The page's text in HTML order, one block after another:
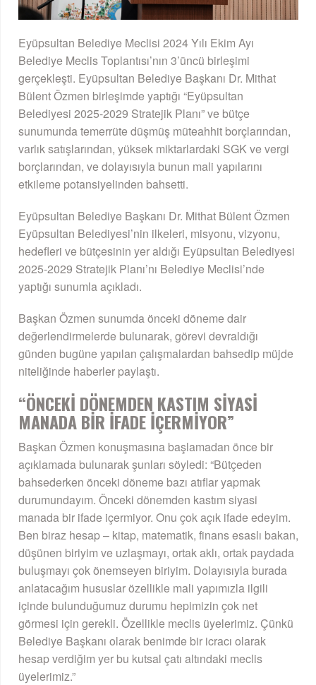
Eyüpsultan Belediye Meclisi 2024 Yılı Ekim Ayı
Belediye Meclis Toplantısı’nın 3’üncü birleşimi
gerçekleşti. Eyüpsultan Belediye Başkanı Dr. Mithat
Bülent Özmen birleşimde yaptığı “Eyüpsultan
Belediyesi 2025-2029 Stratejik Planı” ve bütçe
sunumunda temerrüte düşmüş müteahhit borçlarından,
varlık satışlarından, yüksek miktarlardaki SGK ve vergi
borçlarından, ve dolayısıyla bunun mali yapılarını
etkileme potansiyelinden bahsetti.
Eyüpsultan Belediye Başkanı Dr. Mithat Bülent Özmen
Eyüpsultan Belediyesi’nin ilkeleri, misyonu, vizyonu,
hedefleri ve bütçesinin yer aldığı Eyüpsultan Belediyesi
2025-2029 Stratejik Planı’nı Belediye Meclisi’nde
yaptığı sunumla açıkladı.
Başkan Özmen sunumda önceki döneme dair
değerlendirmelerde bulunarak, görevi devraldığı
günden bugüne yapılan çalışmalardan bahsedip müjde
niteliğinde haberler paylaştı.
“ÖNCEKİ DÖNEMDEN KASTIM SİYASİ
MANADA BİR İFADE İÇERMİYOR”
Başkan Özmen konuşmasına başlamadan önce bir
açıklamada bulunarak şunları söyledi: “Bütçeden
bahsederken önceki döneme bazı atıflar yapmak
durumundayım. Önceki dönemden kastım siyasi
manada bir ifade içermiyor. Onu çok açık ifade edeyim.
Ben biraz hesap – kitap, matematik, finans esaslı bakan,
düşünen biriyim ve uzlaşmayı, ortak aklı, ortak paydada
buluşmayı çok önemseyen biriyim. Dolayısıyla burada
anlatacağım hususlar özellikle mali yapımızla ilgili
içinde bulunduğumuz durumu hepimizin çok net
görmesi için gerekli. Özellikle meclis üyelerimiz. Çünkü
Belediye Başkanı olarak benimde bir icracı olarak
hesap verdiğim yer bu kutsal çatı altındaki meclis
üyelerimiz.”